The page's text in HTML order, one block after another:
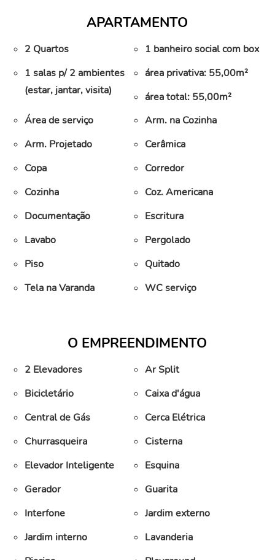
APARTAMENTO
2 Quartos
1 banheiro social com box
1 salas p/ 2 ambientes
(estar, jantar, visita)
área privativa: 55,00m²
área total: 55,00m²
Área de serviço
Arm. na Cozinha
Arm. Projetado
Cerâmica
Copa
Corredor
Cozinha
Coz. Americana
Documentação
Escritura
Lavabo
Pergolado
Piso
Quitado
Tela na Varanda
WC serviço
O EMPREENDIMENTO
2 Elevadores
Ar Split
Bicicletário
Caixa d'água
Central de Gás
Cerca Elétrica
Churrasqueira
Cisterna
Elevador Inteligente
Esquina
Gerador
Guarita
Interfone
Jardim externo
Jardim interno
Lavanderia